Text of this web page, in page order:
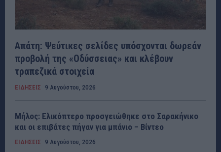
Απάτη: Ψεύτικες σελίδες υπόσχονται δωρεάν
προβολή της «Οδύσσειας» και κλέβουν
τραπεζικά στοιχεία
ΕΙΔΗΣΕΙΣ 9 Αυγούστου, 2026
Μήλος: Ελικόπτερο προσγειώθηκε στο Σαρακήνικο
και οι επιβάτες πήγαν για μπάνιο – Βίντεο
ΕΙΔΗΣΕΙΣ 9 Αυγούστου, 2026